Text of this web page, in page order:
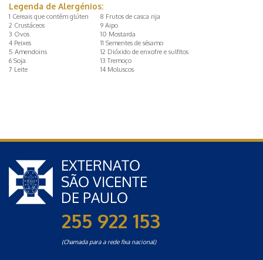
Legenda de Alergénios:
1 Cereais que contêm glúten
2 Crustáceos
3 Ovos
4 Peixes
5 Amendoins
6 Soja
7 Leite
8 Frutos de casca rija
9 Aipo
10 Mostarda
11 Sementes de sésamo
12 Dióxido de enxofre e sulfitos
13 Tremoço
14 Moluscos
255 922 153
(Chamada para a rede fixa nacional)